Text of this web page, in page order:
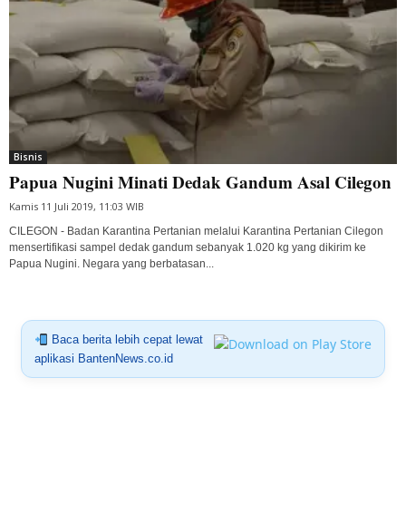
Bisnis
Papua Nugini Minati Dedak Gandum Asal Cilegon
Kamis 11 Juli 2019, 11:03 WIB
CILEGON - Badan Karantina Pertanian melalui Karantina Pertanian Cilegon
mensertifikasi sampel dedak gandum sebanyak 1.020 kg yang dikirim ke
Papua Nugini. Negara yang berbatasan...
Baca berita lebih cepat lewat
aplikasi BantenNews.co.id